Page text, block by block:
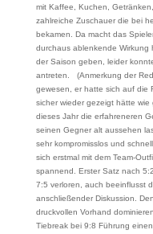
mit Kaffee, Kuchen,
zahlreiche Zuschauer die bei
bekamen. Da macht das
durchaus ablenkende Wirkung
der Saison geben, leider
antreten. (Anmerkung der
gewesen, er hatte sich auf die
sicher wieder gezeigt hätte wie
dieses Jahr die erfahreneren
seinen Gegner alt aussehen
sehr kompromisslos und
sich erstmal mit dem Team-
spannend. Erster Satz nach
7:5 verloren, auch beeinflusst
anschließender Diskussion.
druckvollen Vorhand
Tiebreak bei 9:8 Führung